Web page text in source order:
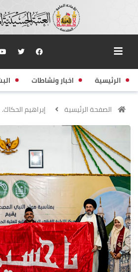
الرئيسية اخبار ونشاطات
الصفحة الرئيسية إبراهيم الحكاك.